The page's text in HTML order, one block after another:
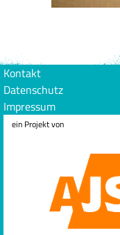
Kontakt
Datenschutz
Impressum
ein Projekt von